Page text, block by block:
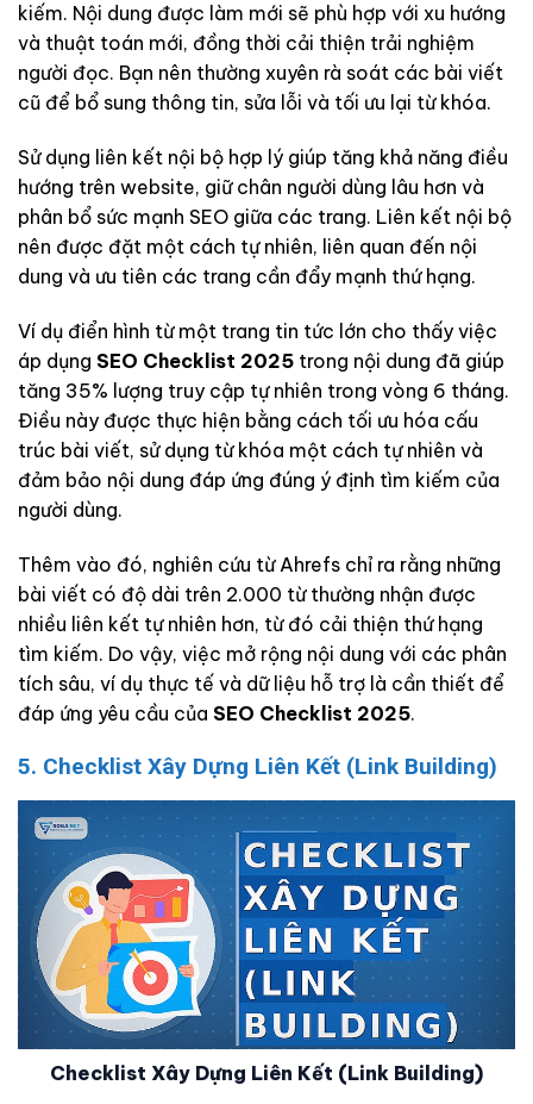
kiếm. Nội dung được làm mới sẽ phù hợp với xu hướng
và thuật toán mới, đồng thời cải thiện trải nghiệm
người đọc. Bạn nên thường xuyên rà soát các bài viết
cũ để bổ sung thông tin, sửa lỗi và tối ưu lại từ khóa.
Sử dụng liên kết nội bộ hợp lý giúp tăng khả năng điều
hướng trên website, giữ chân người dùng lâu hơn và
phân bổ sức mạnh SEO giữa các trang. Liên kết nội bộ
nên được đặt một cách tự nhiên, liên quan đến nội
dung và ưu tiên các trang cần đẩy mạnh thứ hạng.
Ví dụ điển hình từ một trang tin tức lớn cho thấy việc
áp dụng SEO Checklist 2025 trong nội dung đã giúp
tăng 35% lượng truy cập tự nhiên trong vòng 6 tháng.
Điều này được thực hiện bằng cách tối ưu hóa cấu
trúc bài viết, sử dụng từ khóa một cách tự nhiên và
đảm bảo nội dung đáp ứng đúng ý định tìm kiếm của
người dùng.
Thêm vào đó, nghiên cứu từ Ahrefs chỉ ra rằng những
bài viết có độ dài trên 2.000 từ thường nhận được
nhiều liên kết tự nhiên hơn, từ đó cải thiện thứ hạng
tìm kiếm. Do vậy, việc mở rộng nội dung với các phân
tích sâu, ví dụ thực tế và dữ liệu hỗ trợ là cần thiết để
đáp ứng yêu cầu của SEO Checklist 2025.
5. Checklist Xây Dựng Liên Kết (Link Building)
Checklist Xây Dựng Liên Kết (Link Building)